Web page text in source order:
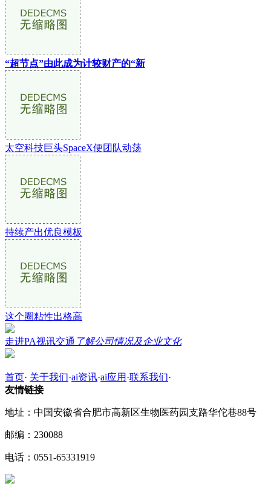
“超节点”由此成为计较财产的“新
太空科技巨头SpaceX便团队动荡
持续产出优良模板
这个圈粘性出格高
走进PA视讯交通 了解公司情况及企业文化
首页· 关于我们·ai资讯·ai应用 ·联系我们·
友情链接
地址：中国安徽省合肥市高新区生物医药园支路华佗巷88号
邮编：230088
电话：0551-65331919